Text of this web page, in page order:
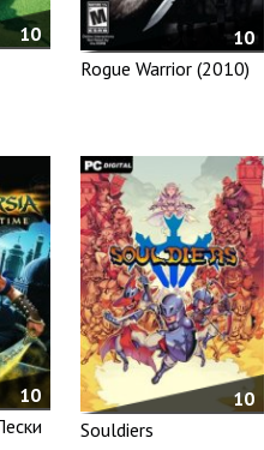
10
10
Rogue Warrior (2010)
10
10
Souldiers